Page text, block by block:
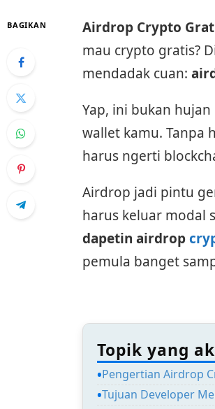
BAGIKAN Airdrop Crypto
mau crypto gratis?
mendadak cuan:
Yap, ini bukan
wallet kamu. Tanpa
harus ngerti
Airdrop jadi pintu
harus keluar modal
dapetin airdrop
pemula banget
Topik yang
Pengertian Airdrop
Tujuan Developer